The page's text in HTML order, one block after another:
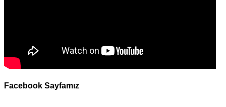
Facebook Sayfamız